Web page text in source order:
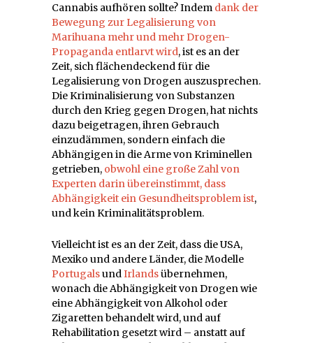
Cannabis aufhören sollte? Indem dank der
Bewegung zur Legalisierung von
Marihuana mehr und mehrDrogen-
Propaganda entlarvt wird, ist es an der
Zeit, sich flächendeckend für die
Legalisierung von Drogen auszusprechen.
Die Kriminalisierung von Substanzen
durch den Krieg gegen Drogen, hat nichts
dazu beigetragen, ihren Gebrauch
einzudämmen, sondern einfach die
Abhängigen in die Arme von Kriminellen
getrieben, obwohl eine große Zahl von
Experten darin übereinstimmt, dass
Abhängigkeit ein Gesundheitsproblem ist,
und kein Kriminalitätsproblem.
Vielleicht ist es an der Zeit, dass die USA,
Mexiko und andere Länder, die Modelle
PortugalsundIrlandsübernehmen,
wonach die Abhängigkeit von Drogen wie
eine Abhängigkeit von Alkohol oder
Zigaretten behandelt wird, und auf
Rehabilitation gesetzt wird – anstatt auf